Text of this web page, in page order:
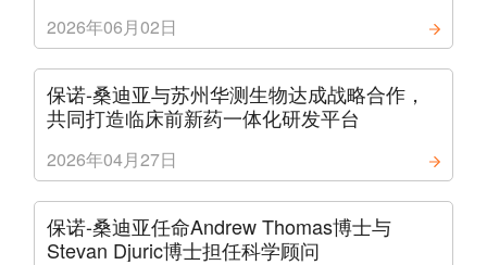
2026年06月02日
保诺-桑迪亚与苏州华测生物达成战略合作，
共同打造临床前新药一体化研发平台
2026年04月27日
保诺-桑迪亚任命Andrew Thomas博士与
Stevan Djuric博士担任科学顾问